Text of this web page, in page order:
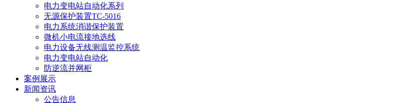
电力变电站自动化系列
无源保护装置TC-5016
电力系统消谐保护装置
微机小电流接地选线
电力设备无线测温监控系统
电力变电站自动化
防逆流并网柜
案例展示
新闻资讯
公告信息